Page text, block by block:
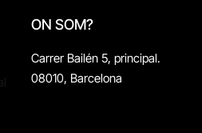
ON SOM?
Carrer Bailén 5, principal.
08010, Barcelona